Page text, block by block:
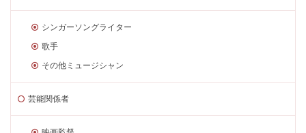
シンガーソングライター
歌手
その他ミュージシャン
芸能関係者